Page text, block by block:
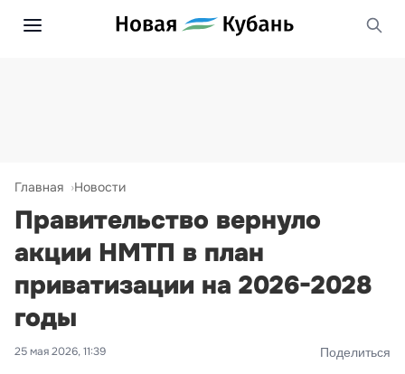
Главная Новости
Правительство вернуло
акции НМТП в план
приватизации на 2026-2028
годы
25 мая 2026, 11:39 Поделиться